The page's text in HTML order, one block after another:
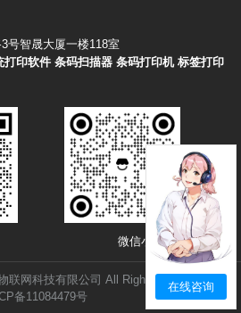
号智晟大厦一楼118室
打印软件 条码扫描器 条码打印机 标签打印
服 微信小店
联网科技有限公司 All Rights Reserved.
粤
备11084479号
在线咨询